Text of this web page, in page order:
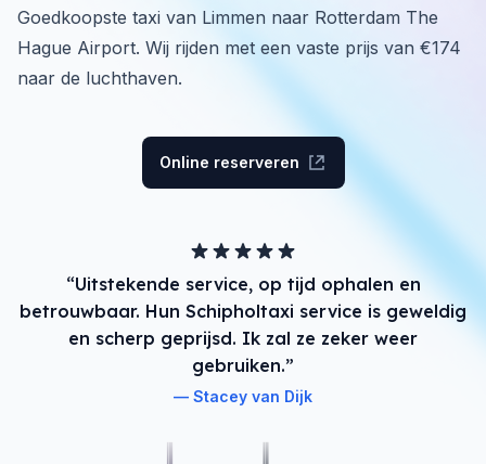
Goedkoopste taxi van Limmen naar Rotterdam The
Hague Airport. Wij rijden met een vaste prijs van €174
naar de luchthaven.
Online reserveren
“Uitstekende service, op tijd ophalen en
betrouwbaar. Hun Schipholtaxi service is geweldig
en scherp geprijsd. Ik zal ze zeker weer
gebruiken.”
Stacey van Dijk